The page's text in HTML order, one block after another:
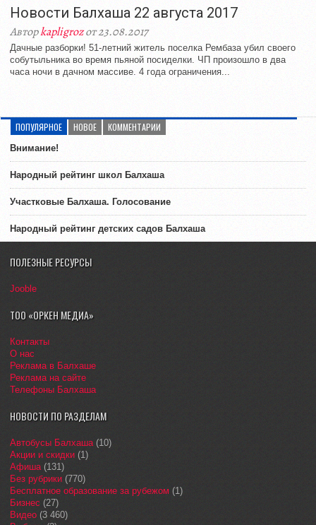
Новости Балхаша 22 августа 2017
Авторkapligrozот 23.08.2017
Дачные разборки! 51-летний житель поселка Рембаза убил своего
собутыльника во время пьяной посиделки. ЧП произошло в два
часа ночи в дачном массиве. 4 года ограничения...
ПОПУЛЯРНОЕ НОВОЕ КОММЕНТАРИИ
Внимание!
Народный рейтинг школ Балхаша
Участковые Балхаша. Голосование
Народный рейтинг детских садов Балхаша
ПОЛЕЗНЫЕ РЕСУРСЫ
Jooble
ТОО «ОРКЕН МЕДИА»
Контакты
О нас
Реклама в Балхаше
Реклама на сайте
Телефоны Балхаша
НОВОСТИ ПО РАЗДЕЛАМ
Автобусы Балхаша(10)
Акции и скидки (1)
Афиша(131)
Без рубрики (770)
Бесплатное образование за рубежом (1)
Бизнес (27)
Видео (3 460)